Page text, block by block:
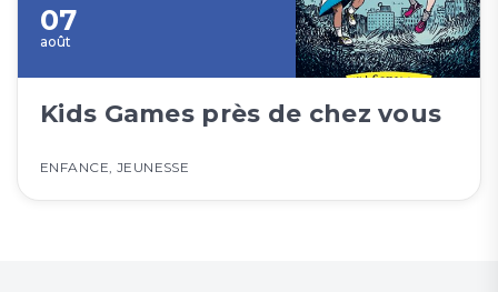
07
août
Kids Games près de chez vous
ENFANCE JEUNESSE